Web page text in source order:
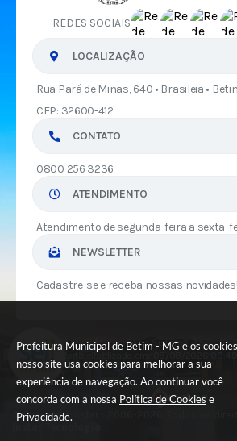
Prefeitura Municipal de Betim - MG e os
nosso site usa cookies para melhorar a sua
experiência de navegação. Ao continuar você
concorda com a nossa Política de Cookies e
Privacidade.
REDES SOCIAIS
LOCALIZAÇÃO
Rua Pará de Minas, 640 • Brasileia •
CEP: 32600-412
CONTATO
0800 256 3236
ATENDIMENTO
Atendimento de segunda-feira a sexta-
NEWSLETTER
Cadastre-se e receba nossas novidades!
Versão do Sistema:3.5.3 - 19/
Portal atualizado em:
© Copyright Instar - 2006-2026. Todos os